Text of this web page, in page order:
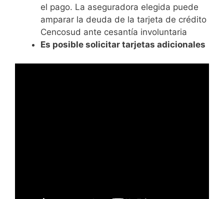
el pago. La aseguradora elegida puede
amparar la deuda de la tarjeta de crédito
Cencosud ante cesantía involuntaria
Es posible solicitar tarjetas adicionales